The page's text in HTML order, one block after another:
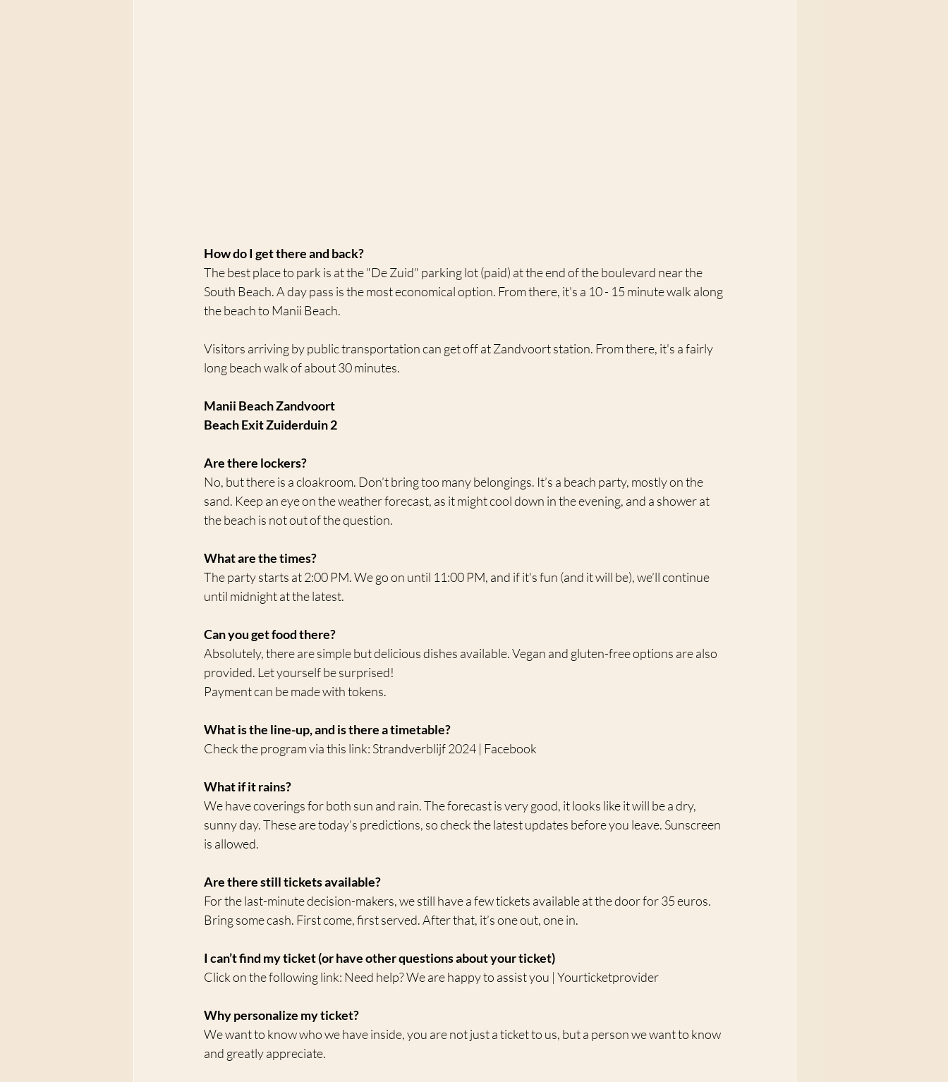
How do I get there and back?
The best place to park is at the "De Zuid" parking lot (paid) at the end of the boulevard near the
South Beach. A day pass is the most economical option. From there, it's a 10 - 15 minute walk along
the beach to Manii Beach.
Visitors arriving by public transportation can get off at Zandvoort station. From there, it's a fairly
long beach walk of about 30 minutes.
Manii Beach Zandvoort
Beach Exit Zuiderduin 2
Are there lockers?
No, but there is a cloakroom. Don’t bring too many belongings. It’s a beach party, mostly on the
sand. Keep an eye on the weather forecast, as it might cool down in the evening, and a shower at
the beach is not out of the question.
What are the times?
The party starts at 2:00 PM. We go on until 11:00 PM, and if it's fun (and it will be), we’ll continue
until midnight at the latest.
Can you get food there?
Absolutely, there are simple but delicious dishes available. Vegan and gluten-free options are also
provided. Let yourself be surprised!
Payment can be made with tokens.
What is the line-up, and is there a timetable?
Check the program via this link: Strandverblijf 2024 | Facebook
What if it rains?
We have coverings for both sun and rain. The forecast is very good, it looks like it will be a dry,
sunny day. These are today’s predictions, so check the latest updates before you leave. Sunscreen
is allowed.
Are there still tickets available?
For the last-minute decision-makers, we still have a few tickets available at the door for 35 euros.
Bring some cash. First come, first served. After that, it’s one out, one in.
I can’t find my ticket (or have other questions about your ticket)
Click on the following link: Need help? We are happy to assist you | Yourticketprovider
Why personalize my ticket?
We want to know who we have inside, you are not just a ticket to us, but a person we want to know
and greatly appreciate.